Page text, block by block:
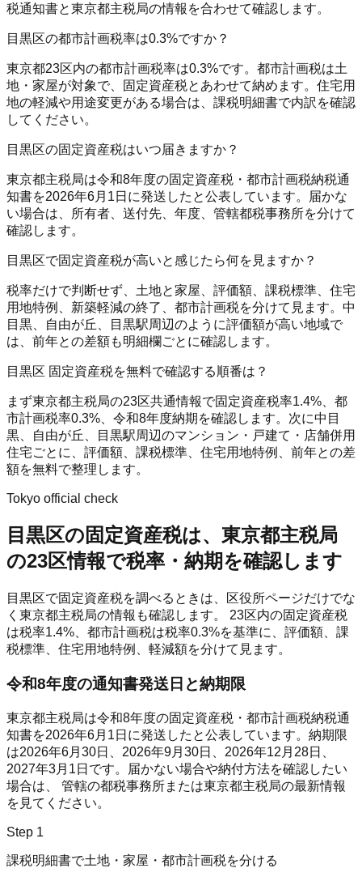
税通知書と東京都主税局の情報を合わせて確認します。
目黒区の都市計画税率は0.3%ですか？
東京都23区内の都市計画税率は0.3%です。都市計画税は土
地・家屋が対象で、固定資産税とあわせて納めます。住宅用
地の軽減や用途変更がある場合は、課税明細書で内訳を確認
してください。
目黒区の固定資産税はいつ届きますか？
東京都主税局は令和8年度の固定資産税・都市計画税納税通
知書を2026年6月1日に発送したと公表しています。届かな
い場合は、所有者、送付先、年度、管轄都税事務所を分けて
確認します。
目黒区で固定資産税が高いと感じたら何を見ますか？
税率だけで判断せず、土地と家屋、評価額、課税標準、住宅
用地特例、新築軽減の終了、都市計画税を分けて見ます。中
目黒、自由が丘、目黒駅周辺のように評価額が高い地域で
は、前年との差額も明細欄ごとに確認します。
目黒区 固定資産税を無料で確認する順番は？
まず東京都主税局の23区共通情報で固定資産税率1.4%、都
市計画税率0.3%、令和8年度納期を確認します。次に中目
黒、自由が丘、目黒駅周辺のマンション・戸建て・店舗併用
住宅ごとに、評価額、課税標準、住宅用地特例、前年との差
額を無料で整理します。
Tokyo official check
目黒区の固定資産税は、東京都主税局
の23区情報で税率・納期を確認します
目黒区で固定資産税を調べるときは、区役所ページだけでな
く東京都主税局の情報も確認します。 23区内の固定資産税
は税率1.4% 、都市計画税は税率0.3%を基準に、評価額、課
税標準、住宅用地特例、軽減額を分けて見ます。
令和8年度の通知書発送日と納期限
東京都主税局は令和8年度の固定資産税・都市計画税納税通
知書を2026年6月1日 に発送したと公表しています。納期限
は2026年6月30日、2026年9月30日、2026年12月28日、
2027年3月1日 です。届かない場合や納付方法を確認したい
場合は、 管轄の都税事務所または東京都主税局の最新情報
を見てください。
Step 1
課税明細書で土地・家屋・都市計画税を分ける